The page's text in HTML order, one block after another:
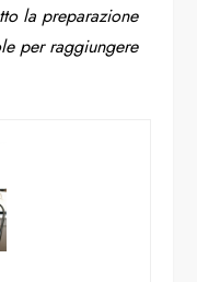
la preparazione
per raggiungere